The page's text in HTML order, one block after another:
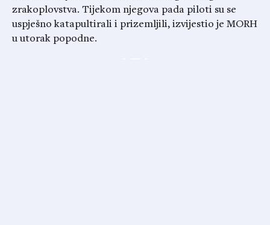
zrakoplovstva. Tijekom njegova pada piloti su se
uspješno katapultirali i prizemljili, izvijestio je MORH
u utorak popodne.